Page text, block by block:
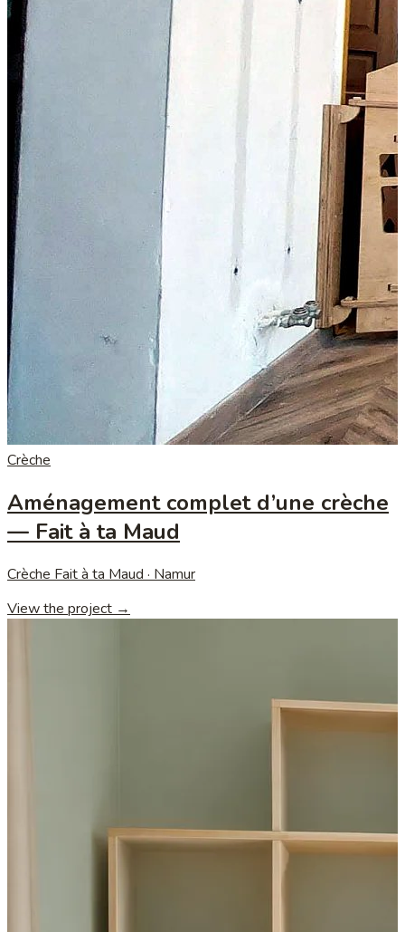
Crèche
Aménagement complet d’une crèche
— Fait à ta Maud
Crèche Fait à ta Maud · Namur
View the project →